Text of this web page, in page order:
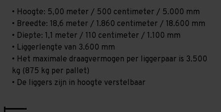
• Hoogte: 5,00 meter / 500 centimeter / 5.000 mm
• Breedte: 18,6 meter / 1.860 centimeter / 18.600 mm
• Diepte: 1,1 meter / 110 centimeter / 1.100 mm
• Liggerlengte van 3.600 mm
• Het maximale draagvermogen per liggerpaar is 3.500
kg (875 kg per pallet)
• De liggers zijn in hoogte verstelbaar